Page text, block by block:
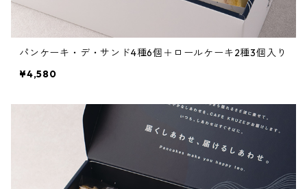
パンケーキ・デ・サンド4種6個＋ロールケーキ2種3個入り
¥4,580